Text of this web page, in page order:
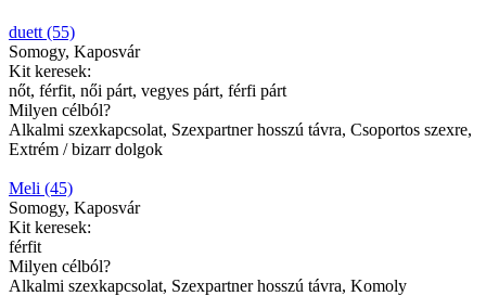
duett (55)
Somogy, Kaposvár
Kit keresek:
nőt, férfit, női párt, vegyes párt, férfi párt
Milyen célból?
Alkalmi szexkapcsolat, Szexpartner hosszú távra, Csoportos szexre,
Extrém / bizarr dolgok
Meli (45)
Somogy, Kaposvár
Kit keresek:
férfit
Milyen célból?
Alkalmi szexkapcsolat, Szexpartner hosszú távra, Komoly